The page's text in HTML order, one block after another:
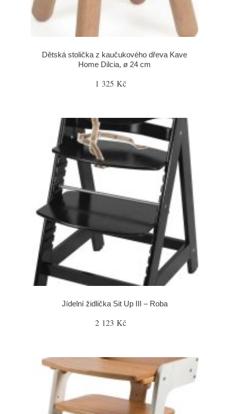
Dětská stolička z kaučukového dřeva Kave
Home Dilcia, ø 24 cm
1 325 Kč
Jídelní židlička Sit Up III – Roba
2 123 Kč